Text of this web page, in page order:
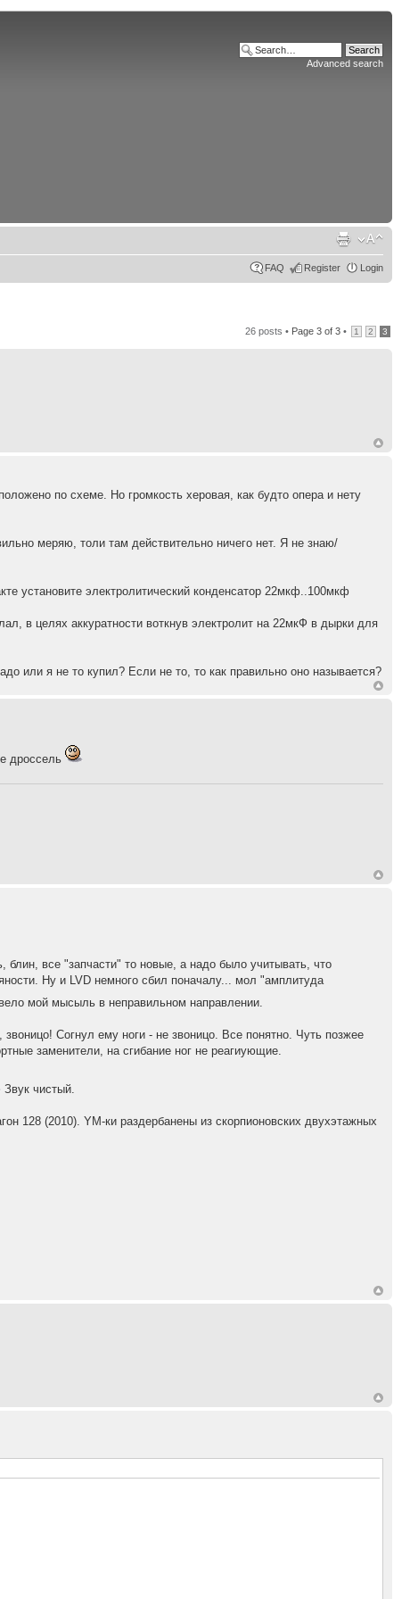
Advanced search
FAQ Register Login
26 posts • Page 3 of 3 • 1 2 3
по схеме. Но громкость херовая, как будто опера и нету
меряю, толи там действительно ничего нет. Я не знаю/
установите электролитический конденсатор 22мкф..100мкф
в целях аккуратности воткнув электролит на 22мкФ в дырки для
или я не то купил? Если не то, то как правильно оно называется?
дроссель
все "запчасти" то новые, а надо было учитывать, что
Ну и LVD немного сбил поначалу... мол "амплитуда
мой мысыль в неправильном направлении.
Согнул ему ноги - не звоницо. Все понятно. Чуть позжее
заменители, на сгибание ног не реагиующие.
Звук чистый.
128 (2010). YM-ки раздербанены из скорпионовских двухэтажных